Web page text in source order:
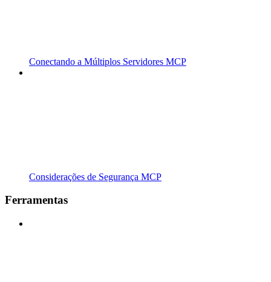
Conectando a Múltiplos Servidores MCP
Considerações de Segurança MCP
Ferramentas